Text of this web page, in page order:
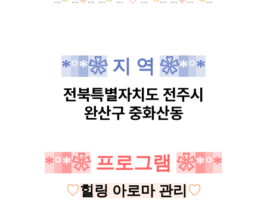
*°*❀지 역 ❀*°*
전북특별자치도전주시
완산구중화산동
*°*❀ 프로그램 ❀*°*
♡힐링 아로마 관리 ♡